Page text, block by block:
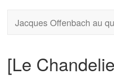
Jacques Offenbach au
[Le